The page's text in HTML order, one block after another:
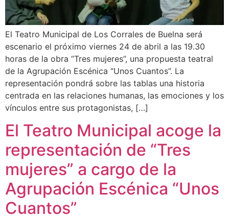
El Teatro Municipal de Los Corrales de Buelna será
escenario el próximo viernes 24 de abril a las 19.30
horas de la obra “Tres mujeres”, una propuesta teatral
de la Agrupación Escénica “Unos Cuantos”. La
representación pondrá sobre las tablas una historia
centrada en las relaciones humanas, las emociones y los
vínculos entre sus protagonistas, […]
El Teatro Municipal acoge la
representación de “Tres
mujeres” a cargo de la
Agrupación Escénica “Unos
Cuantos”